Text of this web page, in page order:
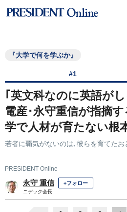
『大学で何を学ぶか』
#1
｢英文科なのに英語が
電産･永守重信が指摘
学で人材が育たない根
若者に覇気がないのは､彼らを育てたお
PRESIDENT Online
永守 重信 +フォロー
ニデック会長